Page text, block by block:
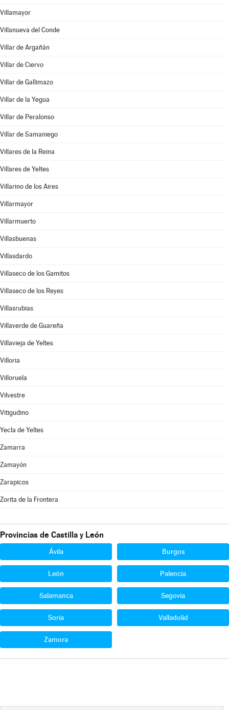
Villamayor
Villanueva del Conde
Villar de Argañán
Villar de Ciervo
Villar de Gallimazo
Villar de la Yegua
Villar de Peralonso
Villar de Samaniego
Villares de la Reina
Villares de Yeltes
Villarino de los Aires
Villarmayor
Villarmuerto
Villasbuenas
Villasdardo
Villaseco de los Gamitos
Villaseco de los Reyes
Villasrubias
Villaverde de Guareña
Villavieja de Yeltes
Villoria
Villoruela
Vilvestre
Vitigudino
Yecla de Yeltes
Zamarra
Zamayón
Zarapicos
Zorita de la Frontera
Provincias de Castilla y León
Ávila Burgos
León Palencia
Salamanca Segovia
Soria Valladolid
Zamora